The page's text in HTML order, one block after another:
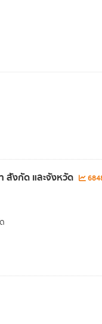
สังกัด และจังหวัด